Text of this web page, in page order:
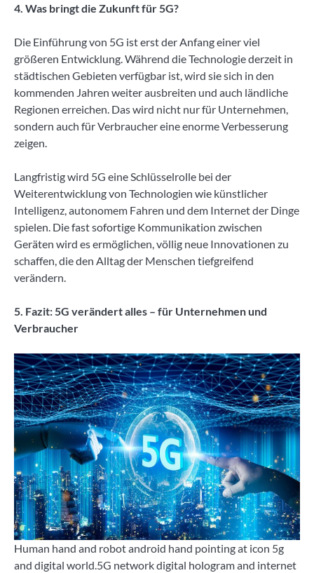
4. Was bringt die Zukunft für 5G?
Die Einführung von 5G ist erst der Anfang einer viel
größeren Entwicklung. Während die Technologie derzeit in
städtischen Gebieten verfügbar ist, wird sie sich in den
kommenden Jahren weiter ausbreiten und auch ländliche
Regionen erreichen. Das wird nicht nur für Unternehmen,
sondern auch für Verbraucher eine enorme Verbesserung
zeigen.
Langfristig wird 5G eine Schlüsselrolle bei der
Weiterentwicklung von Technologien wie künstlicher
Intelligenz, autonomem Fahren und dem Internet der Dinge
spielen. Die fast sofortige Kommunikation zwischen
Geräten wird es ermöglichen, völlig neue Innovationen zu
schaffen, die den Alltag der Menschen tiefgreifend
verändern.
5. Fazit: 5G verändert alles – für Unternehmen und
Verbraucher
Human hand and robot android hand pointing at icon 5g
and digital world.5G network digital hologram and internet